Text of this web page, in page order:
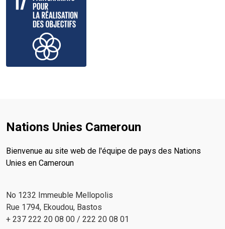
Nations Unies Cameroun
Bienvenue au site web de l'équipe de pays des Nations
Unies en Cameroun
No 1232 Immeuble Mellopolis
Rue 1794, Ekoudou, Bastos
+ 237 222 20 08 00 / 222 20 08 01